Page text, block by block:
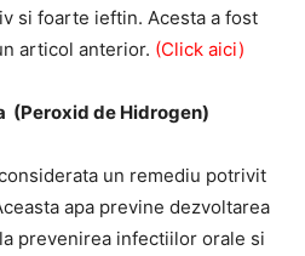
si foarte ieftin. Acesta a fost
articol anterior. (Click aici)
(Peroxid de Hidrogen)
un remediu potrivit
apa previne dezvoltarea
prevenirea infectiilor orale si